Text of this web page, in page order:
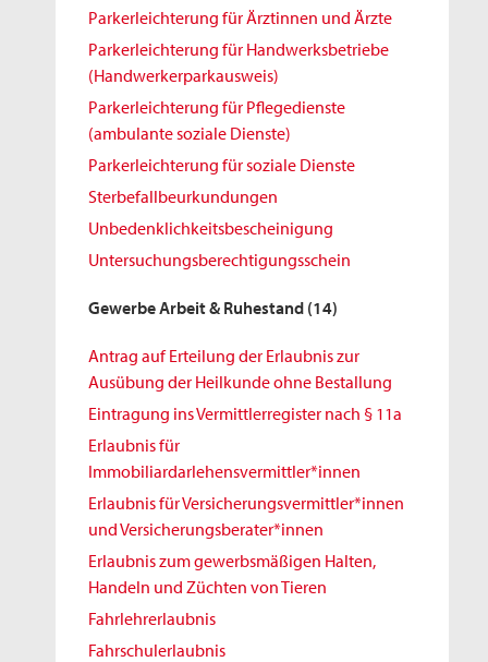
Parkerleichterung für Ärztinnen und Ärzte
Parkerleichterung für Handwerksbetriebe
(Handwerkerparkausweis)
Parkerleichterung für Pflegedienste
(ambulante soziale Dienste)
Parkerleichterung für soziale Dienste
Sterbefallbeurkundungen
Unbedenklichkeitsbescheinigung
Untersuchungsberechtigungsschein
Gewerbe Arbeit & Ruhestand (14)
Antrag auf Erteilung der Erlaubnis zur
Ausübung der Heilkunde ohne Bestallung
Eintragung ins Vermittlerregister nach § 11a
Erlaubnis für
Immobiliardarlehensvermittler*innen
Erlaubnis für Versicherungsvermittler*innen
und Versicherungsberater*innen
Erlaubnis zum gewerbsmäßigen Halten,
Handeln und Züchten von Tieren
Fahrlehrerlaubnis
Fahrschulerlaubnis